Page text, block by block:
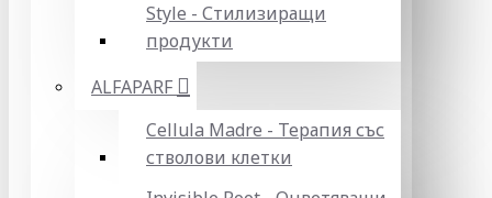
Style - Стилизиращи
продукти
ALFAPARF
Cellula Madre - Терапия със
стволови клетки